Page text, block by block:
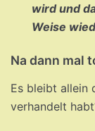
wird und
Weise
Na dann mal
Es bleibt allein
verhandelt